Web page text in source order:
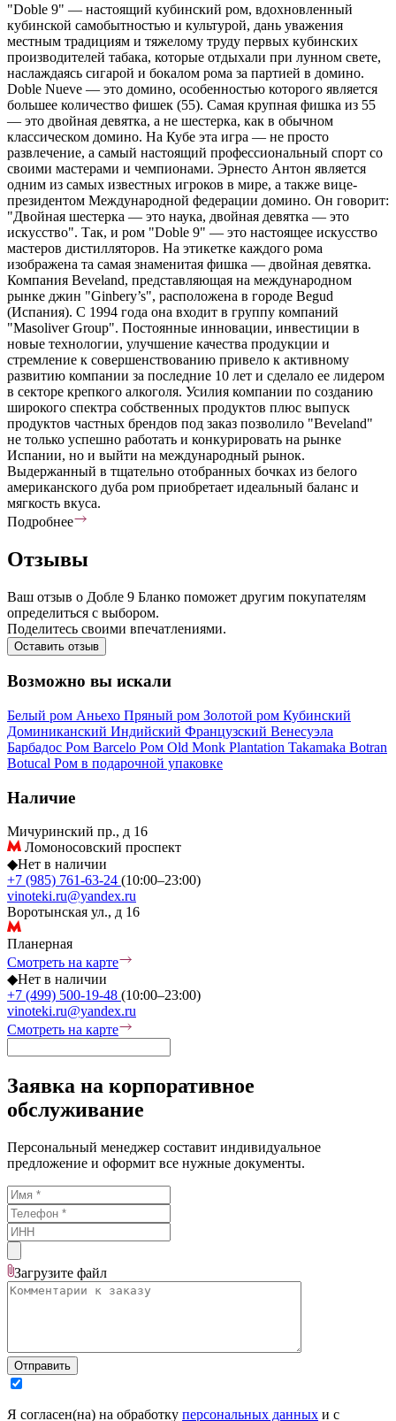
"Doble 9" — настоящий кубинский ром, вдохновленный
кубинской самобытностью и культурой, дань уважения
местным традициям и тяжелому труду первых кубинских
производителей табака, которые отдыхали при лунном свете,
наслаждаясь сигарой и бокалом рома за партией в домино.
Doble Nueve — это домино, особенностью которого является
большее количество фишек (55). Самая крупная фишка из 55
— это двойная девятка, а не шестерка, как в обычном
классическом домино. На Кубе эта игра — не просто
развлечение, а самый настоящий профессиональный спорт со
своими мастерами и чемпионами. Эрнесто Антон является
одним из самых известных игроков в мире, а также вице-
президентом Международной федерации домино. Он говорит:
"Двойная шестерка — это наука, двойная девятка — это
искусство". Так, и ром "Doble 9" — это настоящее искусство
мастеров дистилляторов. На этикетке каждого рома
изображена та самая знаменитая фишка — двойная девятка.
Компания Beveland, представляющая на международном
рынке джин "Ginbery’s", расположена в городе Begud
(Испания). С 1994 года она входит в группу компаний
"Masoliver Group". Постоянные инновации, инвестиции в
новые технологии, улучшение качества продукции и
стремление к совершенствованию привело к активному
развитию компании за последние 10 лет и сделало ее лидером
в секторе крепкого алкоголя. Усилия компании по созданию
широкого спектра собственных продуктов плюс выпуск
продуктов частных брендов под заказ позволило "Beveland"
не только успешно работать и конкурировать на рынке
Испании, но и выйти на международный рынок.
Выдержанный в тщательно отобранных бочках из белого
американского дуба ром приобретает идеальный баланс и
мягкость вкуса.
Подробнее
Отзывы
Ваш отзыв о Добле 9 Бланко поможет другим покупателям
определиться с выбором.
Поделитесь своими впечатлениями.
Оставить отзыв
Возможно вы искали
Белый ром Аньехо Пряный ром Золотой ром Кубинский
Доминиканский Индийский Французский Венесуэла
Барбадос Ром Barcelo Ром Old Monk Plantation Takamaka Botran
Botucal Ром в подарочной упаковке
Наличие
Мичуринский пр., д 16
Ломоносовский проспект
◆Нет в наличии
+7 (985) 761-63-24 (10:00–23:00)
vinoteki.ru@yandex.ru
Воротынская ул., д 16
Планерная
Смотреть на карте
◆Нет в наличии
+7 (499) 500-19-48 (10:00–23:00)
vinoteki.ru@yandex.ru
Смотреть на карте
Заявка на корпоративное
обслуживание
Персональный менеджер составит индивидуальное
предложение и оформит все нужные документы.
Загрузите файл
Отправить
Я согласен(на) на обработку персональных данных и с